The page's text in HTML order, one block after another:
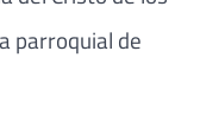
parroquial de